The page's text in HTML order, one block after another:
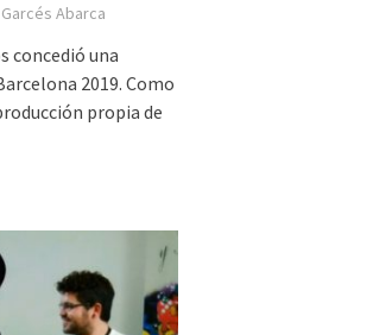
Abarca
concedió una
2019. Como
propia de